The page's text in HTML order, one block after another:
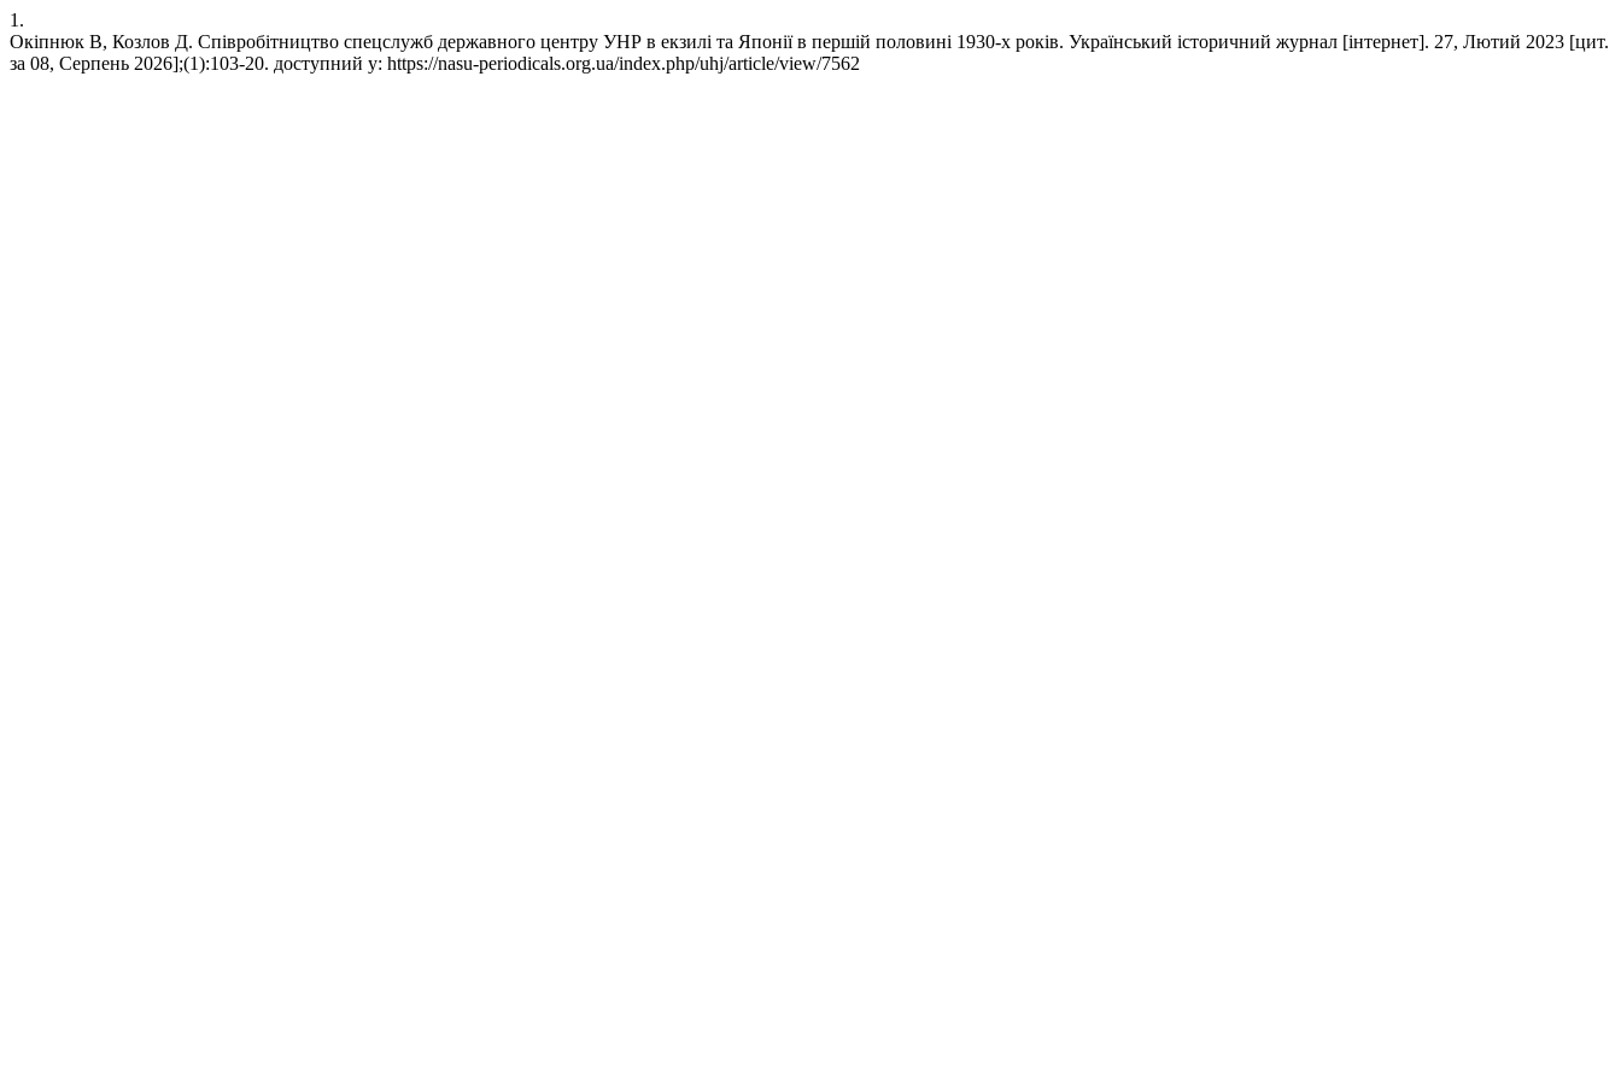
1.
Окіпнюк В, Козлов Д. Співробітництво спецслужб державного центру УНР в екзилі та Японії в першій половині 1930-х років. Український історичний журнал [інтернет]. 27, Лютий 2023 [цит.
за 08, Серпень 2026];(1):103-20. доступний у: https://nasu-periodicals.org.ua/index.php/uhj/article/view/7562